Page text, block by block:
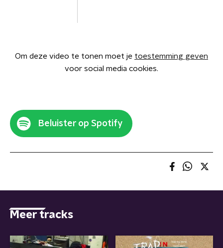
Om deze video te tonen moet je toestemming geven
voor social media cookies.
Beluister op Spotify
Meer tracks